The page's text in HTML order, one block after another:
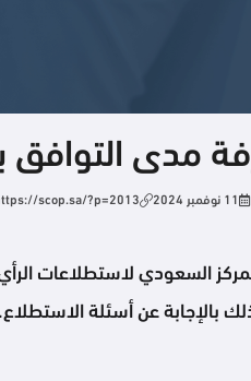
مدى التوافق
11 نوفمبر 2024 scop.sa/?p=2013
السعودي لاستطلاعات
بالإجابة عن أسئلة الاستطلاع.